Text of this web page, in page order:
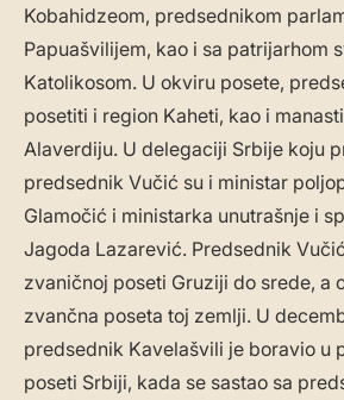
Kobahidzeom, predsednikom
Papuašvilijem, kao i sa patrijarhom
Katolikosom. U okviru posete,
posetiti i region Kaheti, kao i
Alaverdiju. U delegaciji Srbije koju
predsednik Vučić su i ministar
Glamočić i ministarka unutrašnje i
Jagoda Lazarević. Predsednik
zvaničnoj poseti Gruziji do srede, a
zvančna poseta toj zemlji. U
predsednik Kavelašvili je boravio u
poseti Srbiji, kada se sastao sa